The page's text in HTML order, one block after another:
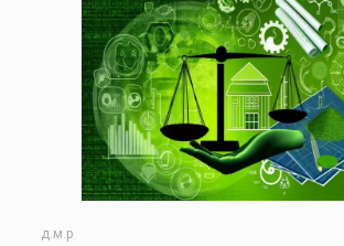
д.м.р